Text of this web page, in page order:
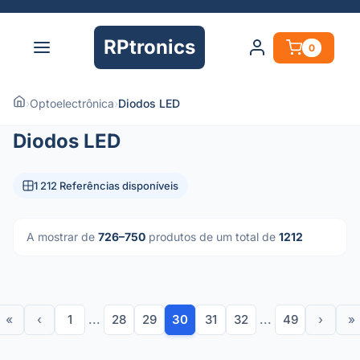
RPtronics 0
›Optoelectrônica›Diodos LED
Diodos LED
1 212 Referências disponíveis
A mostrar de 726–750 produtos de um total de 1212
« ‹ 1 ... 28 29 30 31 32 ... 49 › »